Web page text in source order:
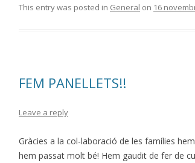
This entry was posted in General on 16
FEM PANELLETS!!
Leave a reply
Gràcies a la col-laboració de les famílies
hem passat molt bé! Hem gaudit de fer de